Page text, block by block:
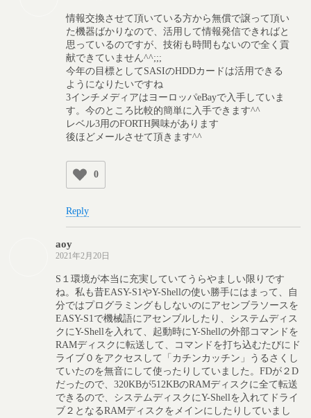
情報交換させて頂いている方から無償で譲って頂い
た機器ばかりなので、活用して情報発信できればと
思っているのですが、技術も時間もないので全く貢
献できていません^^;;;
今年の目標としてSASIのHDDカードは活用できる
ようになりたいですね
3インチメディアはヨーロッパeBayで入手していま
す。今のところ比較的簡単に入手できます^^
レベル3用のFORTH興味があります
後ほどメールさせて頂きます^^
0
Reply
aoy
2021年2月20日
S１環境が本当に充実していてうらやましい限りです
ね。私も昔EASY-S1やY-Shellの使い勝手にはまって、自
分ではプログラミングもしないのにアセンブラソースを
EASY-S1で機械語にアセンブルしたり、システムディス
クにY-Shellを入れて、起動時にY-Shellの外部コマンドを
RAMディスクに転送して、コマンドを打ち込むたびにド
ライブ０をアクセスして「カチンカッチン」うるさくし
ていたのを無音にして使ったりしていました。FDが２D
だったので、320KBが512KBのRAMディスクに全て転送
できるので、システムディスクにY-Shellを入れてドライ
ブ２となるRAMディスクをメインにしたりしていまし